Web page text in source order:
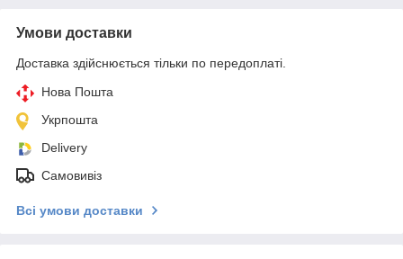
Умови доставки
Доставка здійснюється тільки по передоплаті.
Нова Пошта
Укрпошта
Delivery
Самовивіз
Всі умови доставки